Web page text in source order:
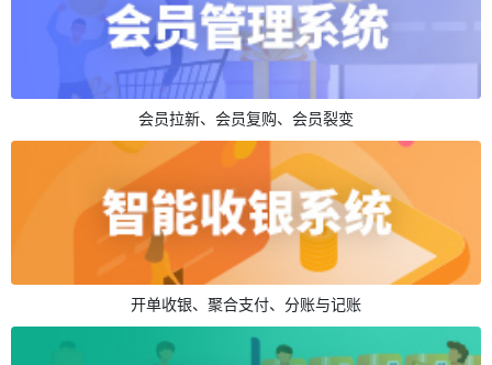
会员拉新、会员复购、会员裂变
开单收银、聚合支付、分账与记账